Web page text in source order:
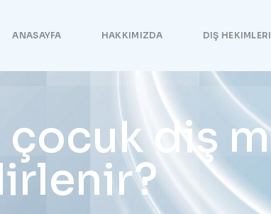
ANASAYFA HAKKIMIZDA DIŞ
çocuk diş